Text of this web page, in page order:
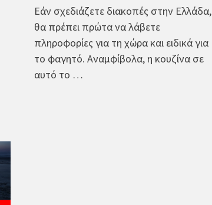
Εάν σχεδιάζετε διακοπές στην Ελλάδα,
θα πρέπει πρώτα να λάβετε
πληροφορίες για τη χώρα και ειδικά για
το φαγητό. Αναμφίβολα, η κουζίνα σε
αυτό το …